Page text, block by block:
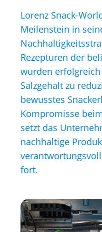
Lorenz Snack-
Meilenstein in
Rezepturen der
wurden
Salzgehalt zu
bewusstes
Kompromisse
setzt das
nachhaltige
fort.